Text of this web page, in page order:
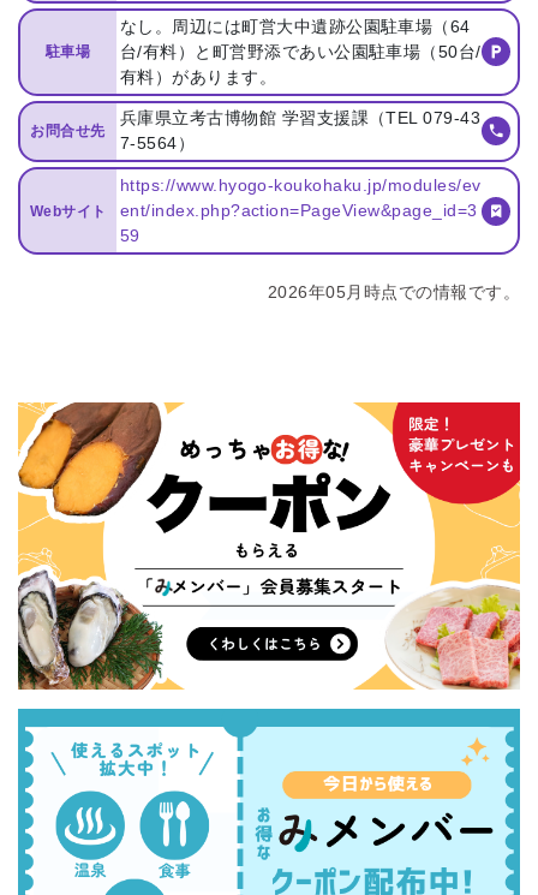
駐車場
なし。周辺には町営大中遺跡公園駐車場（64
台/有料）と町営野添であい公園駐車場（50台/
有料）があります。
お問合せ先
兵庫県立考古博物館 学習支援課（TEL 079-43
7-5564）
Webサイト
https://www.hyogo-koukohaku.jp/modules/ev
ent/index.php?action=PageView&page_id=3
59
2026年05月時点での情報です。